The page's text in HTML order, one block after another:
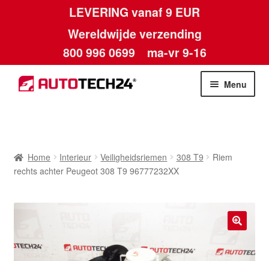
LEVERING vanaf 9 EUR
Wereldwijde verzending
800 996 0699 ma-vr 9-16
Ga
door
Ga
naar
Menu
Contact
Home Interieur Veiligheidsriemen 308 T9
Riem
rechts achter Peugeot 308 T9 96777232XX